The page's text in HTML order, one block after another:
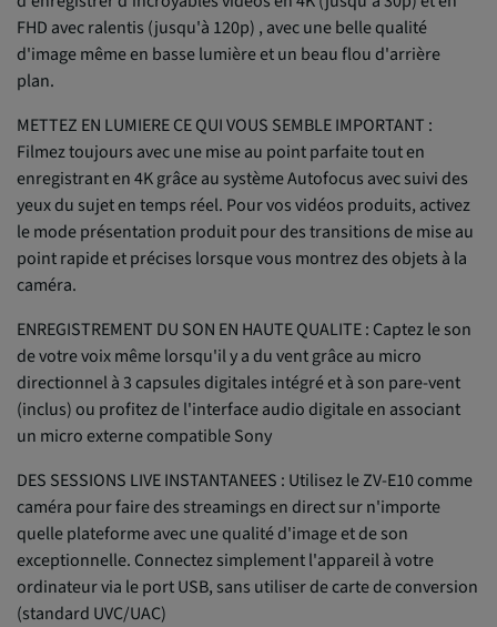
FHD avec ralentis (jusqu'à 120p) , avec une belle qualité
d'image même en basse lumière et un beau flou d'arrière
plan.
METTEZ EN LUMIERE CE QUI VOUS SEMBLE IMPORTANT :
Filmez toujours avec une mise au point parfaite tout en
enregistrant en 4K grâce au système Autofocus avec suivi des
yeux du sujet en temps réel. Pour vos vidéos produits, activez
le mode présentation produit pour des transitions de mise au
point rapide et précises lorsque vous montrez des objets à la
caméra.
ENREGISTREMENT DU SON EN HAUTE QUALITE : Captez le son
de votre voix même lorsqu'il y a du vent grâce au micro
directionnel à 3 capsules digitales intégré et à son pare-vent
(inclus) ou profitez de l'interface audio digitale en associant
un micro externe compatible Sony
DES SESSIONS LIVE INSTANTANEES : Utilisez le ZV-E10 comme
caméra pour faire des streamings en direct sur n'importe
quelle plateforme avec une qualité d'image et de son
exceptionnelle. Connectez simplement l'appareil à votre
ordinateur via le port USB, sans utiliser de carte de conversion
(standard UVC/UAC)